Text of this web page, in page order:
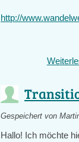
http://
Gespeichert von
Hallo! Ich möchte